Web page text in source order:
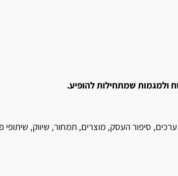
ולמגמות שמתחילות להופיע.
סיפור העסק, מוצרים, תמחור, שיווק, שיתופי